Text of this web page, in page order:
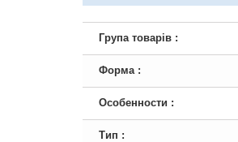
Група товарів :
Форма :
Особенности :
Тип :